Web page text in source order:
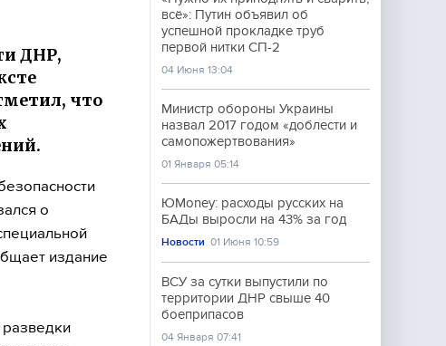
ДНР,
что
о
издание
всё»: Путин объявил об
успешной прокладке труб
первой нитки СП-2
04 Июня 13:04
Министр обороны Украины
назвал 2017 годом «доблести и
самопожертвования»
01 Января 05:14
ЮMoney: расходы русских на
БАДы выросли на 43% за год
Новости 01 Июня 10:59
ВСУ за сутки выпустили по
территории ДНР свыше 40
боеприпасов
04 Января 07:41